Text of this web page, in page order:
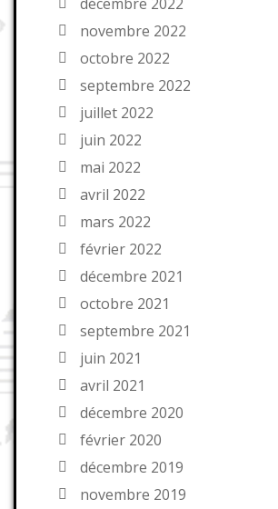
novembre 2022
octobre 2022
septembre 2022
juillet 2022
juin 2022
mai 2022
avril 2022
mars 2022
février 2022
décembre 2021
octobre 2021
septembre 2021
juin 2021
avril 2021
décembre 2020
février 2020
décembre 2019
novembre 2019